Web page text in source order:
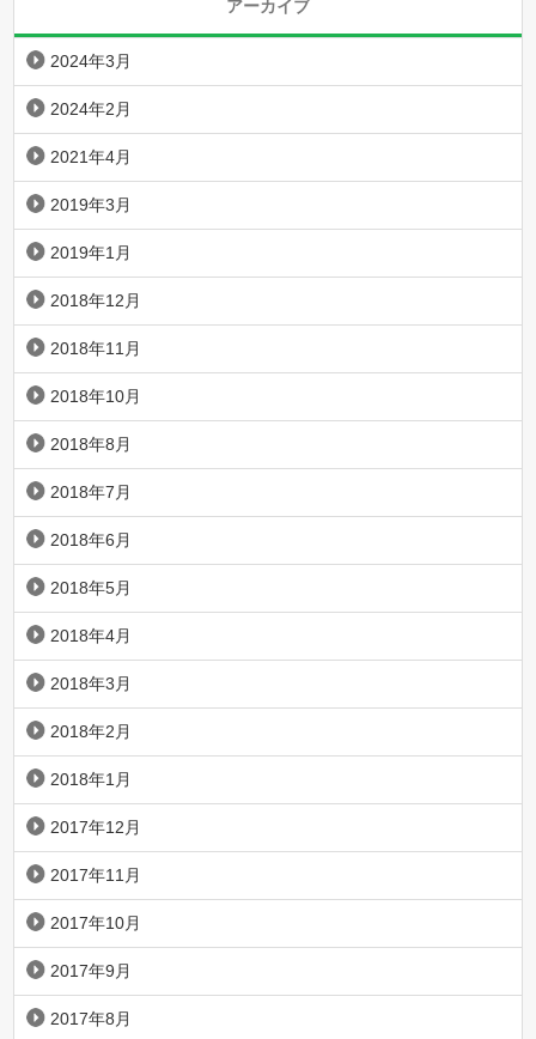
アーカイブ
2024年3月
2024年2月
2021年4月
2019年3月
2019年1月
2018年12月
2018年11月
2018年10月
2018年8月
2018年7月
2018年6月
2018年5月
2018年4月
2018年3月
2018年2月
2018年1月
2017年12月
2017年11月
2017年10月
2017年9月
2017年8月